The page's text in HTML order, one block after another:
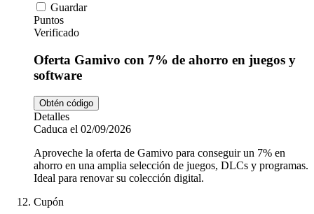
Guardar
Puntos
Verificado
Oferta Gamivo con 7% de ahorro en juegos y
software
Obtén código
Detalles
Caduca el 02/09/2026
Aproveche la oferta de Gamivo para conseguir un 7% en
ahorro en una amplia selección de juegos, DLCs y programas.
Ideal para renovar su colección digital.
Cupón